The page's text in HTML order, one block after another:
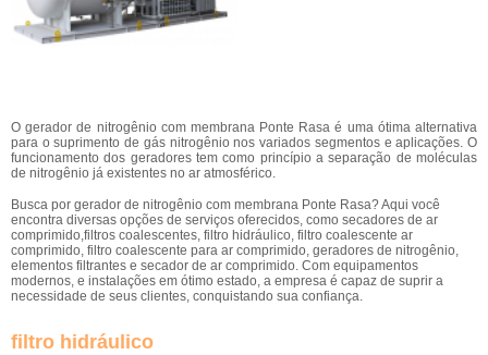
O gerador de nitrogênio com membrana Ponte Rasa é uma ótima alternativa
para o suprimento de gás nitrogênio nos variados segmentos e aplicações. O
funcionamento dos geradores tem como princípio a separação de moléculas
de nitrogênio já existentes no ar atmosférico.
Busca por gerador de nitrogênio com membrana Ponte Rasa? Aqui você
encontra diversas opções de serviços oferecidos, como secadores de ar
comprimido,filtros coalescentes, filtro hidráulico, filtro coalescente ar
comprimido, filtro coalescente para ar comprimido, geradores de nitrogênio,
elementos filtrantes e secador de ar comprimido. Com equipamentos
modernos, e instalações em ótimo estado, a empresa é capaz de suprir a
necessidade de seus clientes, conquistando sua confiança.
filtro hidráulico